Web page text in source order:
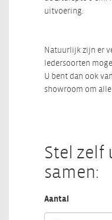
uitvoering.
Natuurlijk zijn er
ledersoorten
U bent dan ook
showroom om
Stel zelf
samen:
Aantal